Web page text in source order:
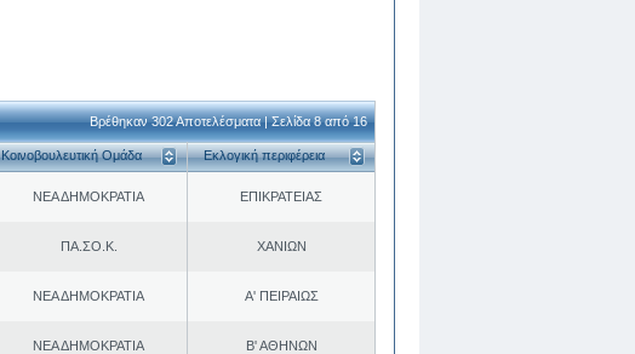
Βρέθηκαν 302 Αποτελέσματα | Σελίδα 8 από 16
Κοινοβουλευτική Ομάδα Εκλογική περιφέρεια
ΝΕΑ ΔΗΜΟΚΡΑΤΙΑ ΕΠΙΚΡΑΤΕΙΑΣ
ΠΑ.ΣΟ.Κ. ΧΑΝΙΩΝ
ΝΕΑ ΔΗΜΟΚΡΑΤΙΑ Α' ΠΕΙΡΑΙΩΣ
ΝΕΑ ΔΗΜΟΚΡΑΤΙΑ Β' ΑΘΗΝΩΝ